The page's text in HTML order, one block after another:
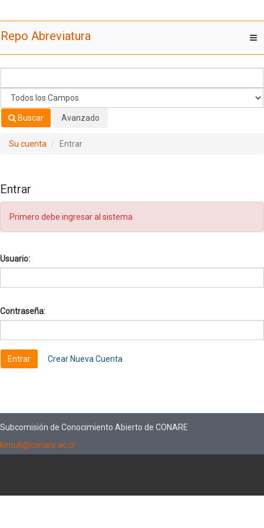
Repo Abreviatura
Buscar Avanzado
Su cuenta Entrar
Entrar
Primero debe ingresar al sistema
Usuario:
Contraseña:
Crear Nueva Cuenta
Subcomisión de Conocimiento Abierto de CONARE
kimuk@conare.ac.cr